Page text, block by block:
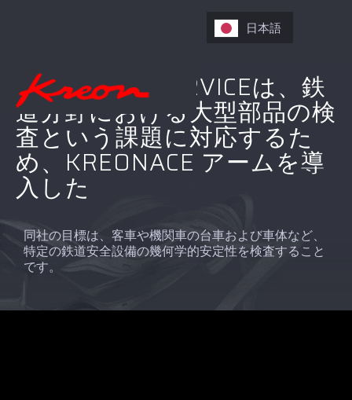
TRACTION&SERVICEは、鉄
道分野における大型部品の検
査という課題に対応するた
め、KREONACE アームを導
入した
同社の目標は、客車や機関車の台車および車体など、
特定の鉄道安全設備の幾何学的安定性を検査すること
です。
日本語